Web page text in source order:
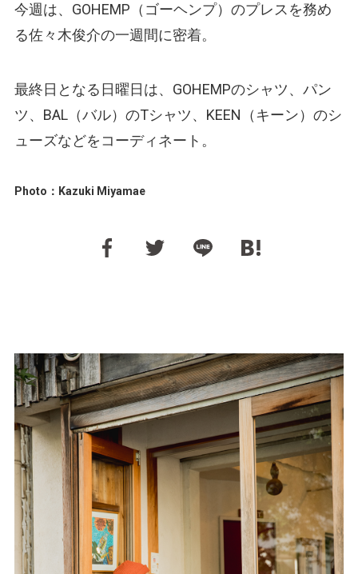
今週は、GOHEMP（ゴーヘンプ）のプレスを務め
る佐々木俊介の一週間に密着。
最終日となる日曜日は、GOHEMPのシャツ、パン
ツ、BAL（バル）のTシャツ、KEEN（キーン）のシ
ューズなどをコーディネート。
Photo：Kazuki Miyamae